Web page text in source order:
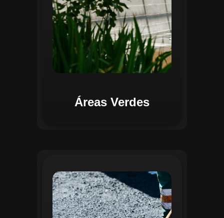
Áreas Verdes
Na Gestão de Pavimentação, o Regente
oferece ferramentas para mapear, avaliar
e monitorar a infraestrutura viária. O
sistema permite registrar condições dos
pavimentos, identificar áreas críticas e
planejar ações de manutenção preventiva
e corretiva. Com o auxílio do